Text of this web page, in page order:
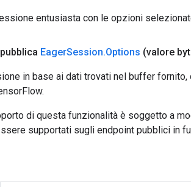
entusiasta con le opzioni
pubblica EagerSession.Options (valore
in base ai dati trovati nel buffer
di questa funzionalità è soggetto a
supportati sugli endpoint pubblici in